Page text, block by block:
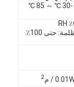
درجة حرارة غرفة العمل: -30 ℃ ～ 85 ℃
2